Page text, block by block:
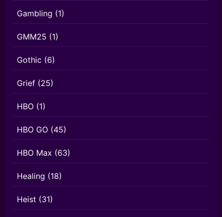
Gambling (1)
GMM25 (1)
Gothic (6)
Grief (25)
HBO (1)
HBO GO (45)
HBO Max (63)
Healing (18)
Heist (31)